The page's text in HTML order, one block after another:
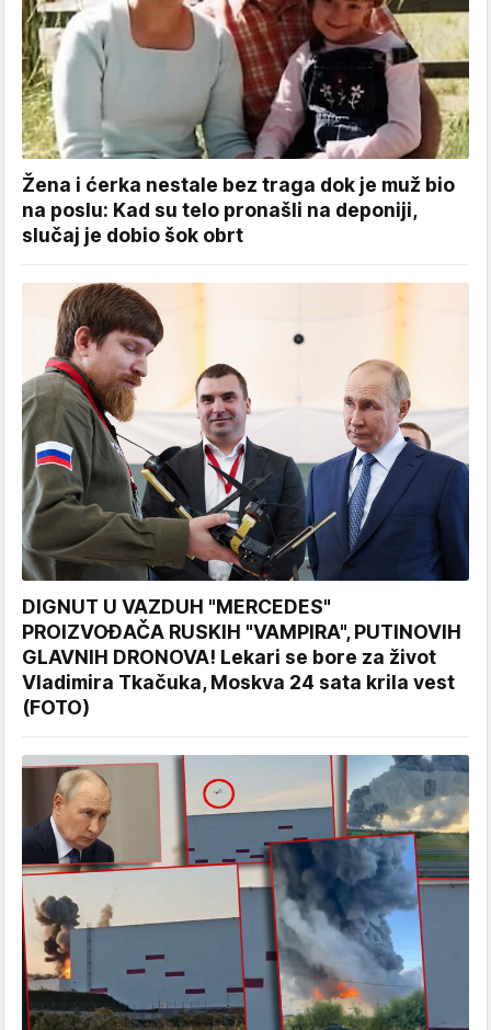
Žena i ćerka nestale bez traga dok je muž bio
na poslu: Kad su telo pronašli na deponiji,
slučaj je dobio šok obrt
DIGNUT U VAZDUH "MERCEDES"
PROIZVOĐAČA RUSKIH "VAMPIRA", PUTINOVIH
GLAVNIH DRONOVA! Lekari se bore za život
Vladimira Tkačuka, Moskva 24 sata krila vest
(FOTO)